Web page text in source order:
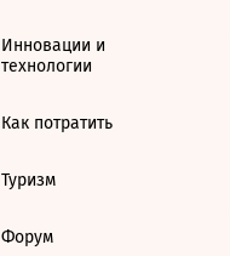
Инновации и
технологии
Как потратить
Туризм
Форум